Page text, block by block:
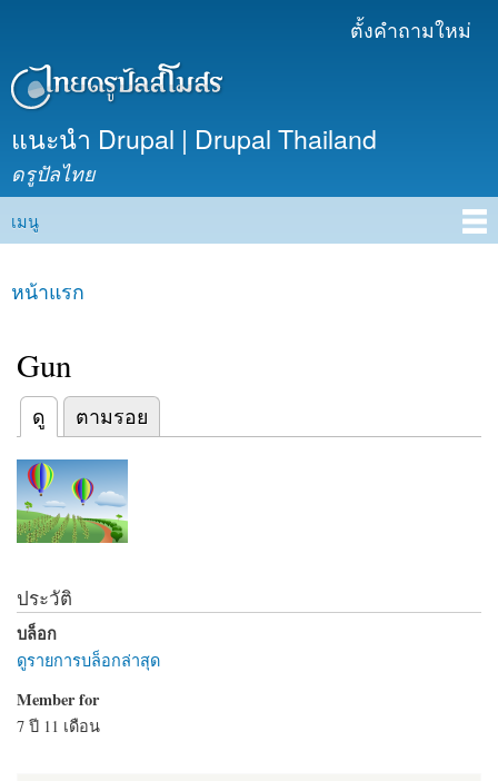
เนื้อหา
ตั้งคำถามใหม่
แนะนำ Drupal | Drupal Thailand
ดรูปัลไทย
Main menu
เมนู
คุณอยู่ที่นี่
หน้าแรก
Gun
Primary tabs
ดู
(แท็บปัจจุบัน)ตามรอย
ประวัติ
บล็อก
ดูรายการบล็อกล่าสุด
Member for
7 ปี 11 เดือน